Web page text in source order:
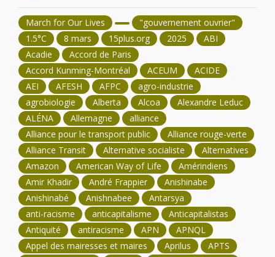
March for Our Lives
"gouvernement ouvrier"
1.5°C
8 mars 15plus.org 2025
ABI
Acadie
Accord de Paris
Accord Kunming-Montréal
ACEUM
ACIDE
AEI
AFESH AFPC
agro-industrie
agrobiologie
Alberta Alcoa
Alexandre Leduc
ALÉNA
Allemagne
alliance
Alliance pour le transport public
Alliance rouge-verte
Alliance Transit
Alternative socialiste
Alternatives
Amazon
American Way of Life
Amérindiens
Amir Khadir
André Frappier
Anishinabe
Anishinabé
Anishnabee
Antarsya
anti-racisme
anticapitalisme
Anticapitalistas
Antiquité
antiracisme APN
APNQL
Appel des mairesses et maires
Aprilus
APTS